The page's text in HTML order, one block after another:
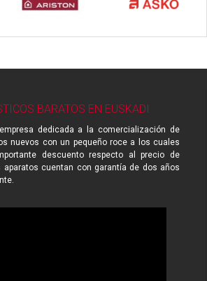
BARATOS EN EUSKADI
dedicada a la comercialización de
nuevos con un pequeño roce a los cuales
descuento respecto al precio de
aparatos cuentan con garantía de dos años